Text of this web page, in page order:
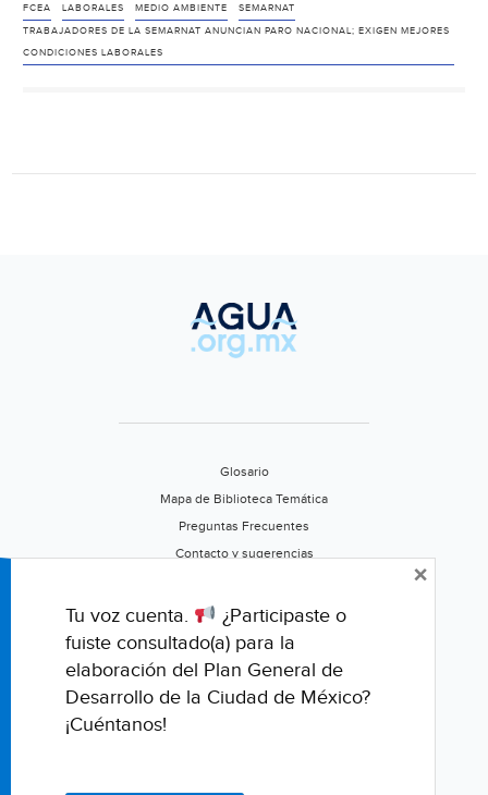
la
Semarnat
anuncian
mejores
FCEA LABORALES MEDIO AMBIENTE
SEMARNAT
TRABAJADORES DE LA SEMARNAT ANUNCIAN PARO NACIONAL; EXIGEN MEJORES
CONDICIONES LABORALES
Glosario
Mapa de Biblioteca Temática
Preguntas Frecuentes
Contacto y sugerencias
Califica este portal
Tu voz cuenta.
¿Participaste o
fuiste consultado(a) para la
elaboración del Plan General de
Desarrollo de la Ciudad de México?
¡Cuéntanos!
×